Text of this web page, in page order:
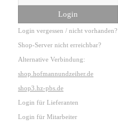
Login vergessen / nicht vorhanden?
Shop-Server nicht erreichbar?
Alternative Verbindung:
shop.hofmannundzeiher.de
shop3.hz-pbs.de
Login für Lieferanten
Login für Mitarbeiter